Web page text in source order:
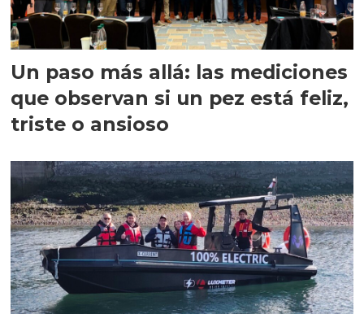
Un paso más allá: las mediciones
que observan si un pez está feliz,
triste o ansioso